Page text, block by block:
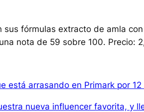
sus fórmulas extracto de amla
nota de 59 sobre 100. Precio:
está arrasando en Primark por 12
nueva influencer favorita, y